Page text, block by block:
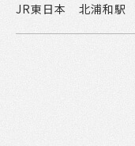
JR東日本 北浦和駅